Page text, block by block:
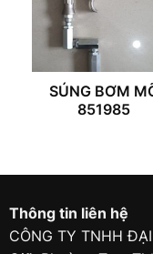
SÚNG BƠM
851985
Thông tin liên hệ
CÔNG TY TNHH